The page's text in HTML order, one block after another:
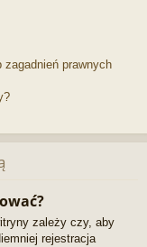
prawnych
zależy czy, aby
rejestracja